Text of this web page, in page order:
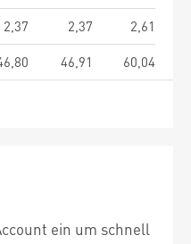
2,37 2,37
2,61
46,91 60,04
ein um schnell